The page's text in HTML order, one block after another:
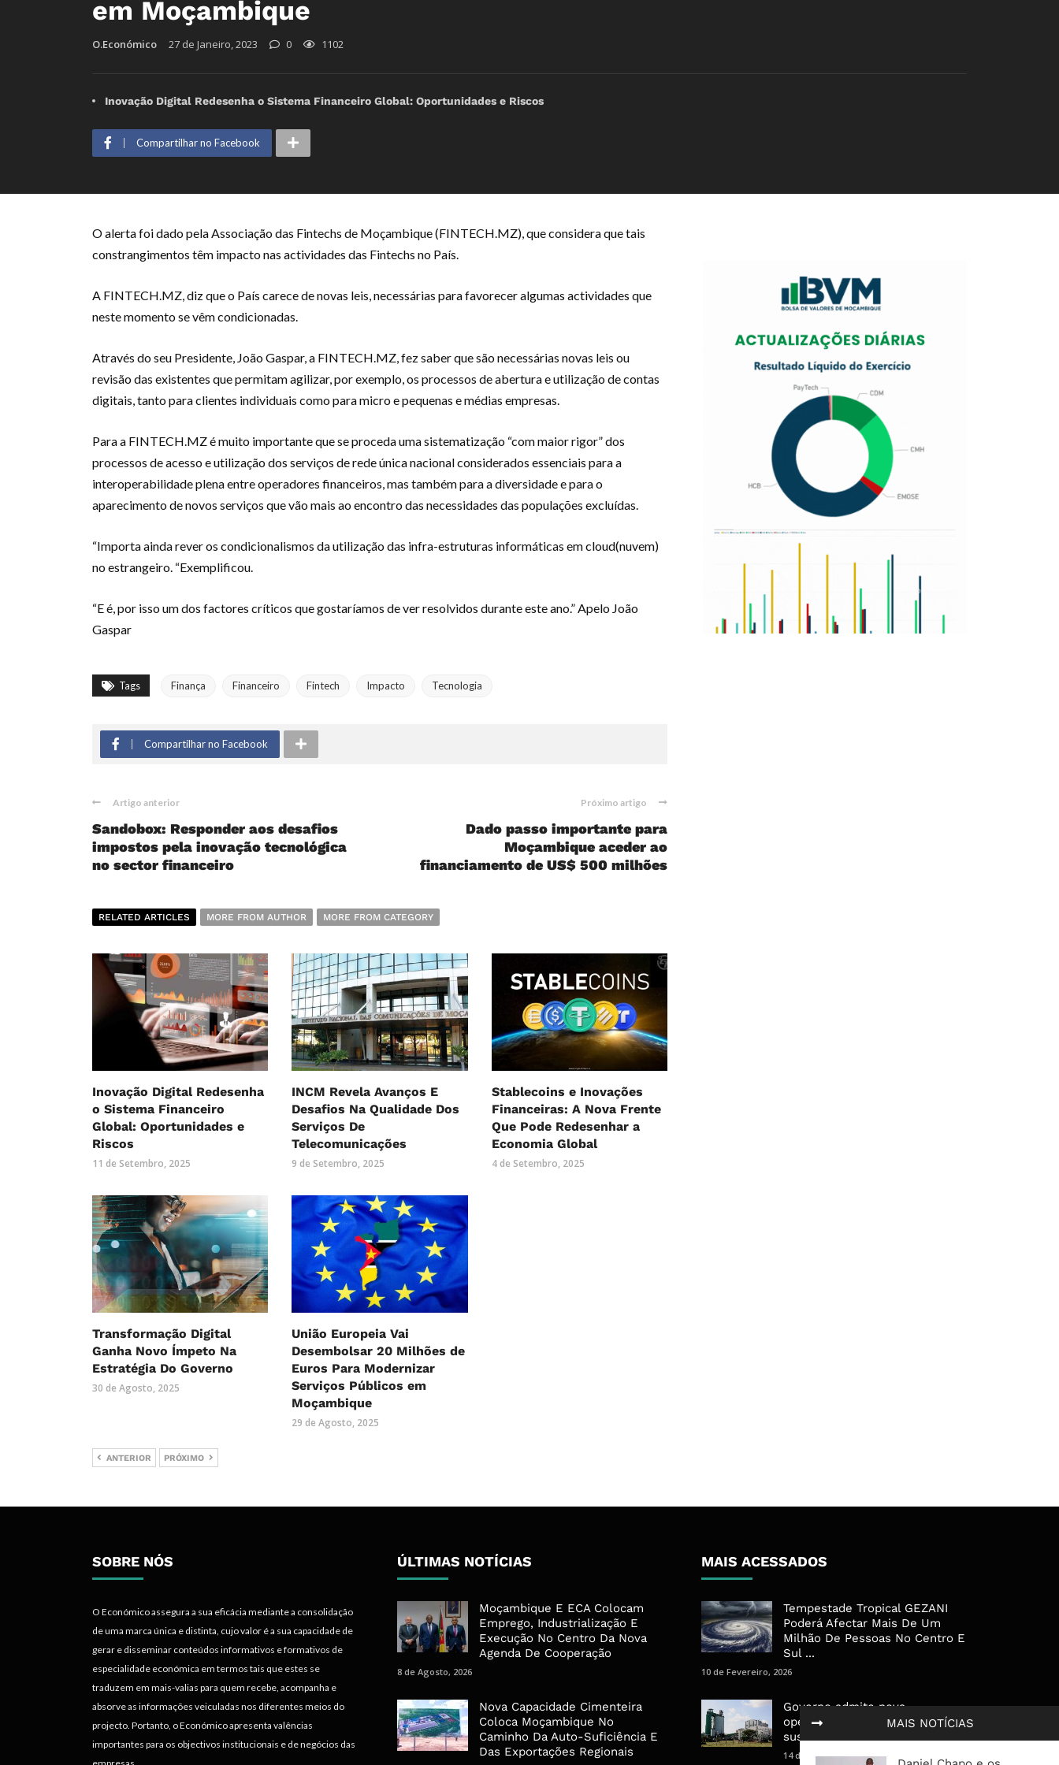
em Moçambique
O.Económico 27 de Janeiro, 2023 0 1102
Inovação Digital Redesenha o Sistema Financeiro Global: Oportunidades e Riscos
Compartilhar no Facebook
O alerta foi dado pela Associação das Fintechs de Moçambique (FINTECH.MZ), que considera que tais
constrangimentos têm impacto nas actividades das Fintechs no País.
A FINTECH.MZ, diz que o País carece de novas leis, necessárias para favorecer algumas actividades que
neste momento se vêm condicionadas.
Através do seu Presidente, João Gaspar, a FINTECH.MZ, fez saber que são necessárias novas leis ou
revisão das existentes que permitam agilizar, por exemplo, os processos de abertura e utilização de contas
digitais, tanto para clientes individuais como para micro e pequenas e médias empresas.
Para a FINTECH.MZ é muito importante que se proceda uma sistematização “com maior rigor” dos
processos de acesso e utilização dos serviços de rede única nacional considerados essenciais para a
interoperabilidade plena entre operadores financeiros, mas também para a diversidade e para o
aparecimento de novos serviços que vão mais ao encontro das necessidades das populações excluídas.
“Importa ainda rever os condicionalismos da utilização das infra-estruturas informáticas em cloud(nuvem)
no estrangeiro. “Exemplificou.
“E é, por isso um dos factores críticos que gostaríamos de ver resolvidos durante este ano.” Apelo João
Gaspar
Tags Finança Financeiro Fintech Impacto Tecnologia
Compartilhar no Facebook
Artigo anterior
Sandobox: Responder aos desafios
impostos pela inovação tecnológica
no sector financeiro
Próximo artigo
Dado passo importante para
Moçambique aceder ao
financiamento de US$ 500 milhões
RELATED ARTICLES MORE FROM AUTHOR MORE FROM CATEGORY
Inovação Digital Redesenha
o Sistema Financeiro
Global: Oportunidades e
Riscos
11 de Setembro, 2025
INCM Revela Avanços E
Desafios Na Qualidade Dos
Serviços De
Telecomunicações
9 de Setembro, 2025
Stablecoins e Inovações
Financeiras: A Nova Frente
Que Pode Redesenhar a
Economia Global
4 de Setembro, 2025
Transformação Digital
Ganha Novo Ímpeto Na
Estratégia Do Governo
30 de Agosto, 2025
União Europeia Vai
Desembolsar 20 Milhões de
Euros Para Modernizar
Serviços Públicos em
Moçambique
29 de Agosto, 2025
ANTERIOR PRÓXIMO
MAIS NOTÍCIAS
SOBRE NÓS
O Económico assegura a sua eficácia mediante a consolidação
de uma marca única e distinta, cujo valor é a sua capacidade de
gerar e disseminar conteúdos informativos e formativos de
especialidade económica em termos tais que estes se
traduzem em mais-valias para quem recebe, acompanha e
absorve as informações veiculadas nos diferentes meios do
projecto. Portanto, o Económico apresenta valências
importantes para os objectivos institucionais e de negócios das
ÚLTIMAS NOTÍCIAS
Moçambique E ECA Colocam
Emprego, Industrialização E
Execução No Centro Da Nova
Agenda De Cooperação
8 de Agosto, 2026
Nova Capacidade Cimenteira
Coloca Moçambique No
Caminho Da Auto-Suficiência E
Das Exportações Regionais
MAIS ACESSADOS
Tempestade Tropical GEZANI
Poderá Afectar Mais De Um
Milhão De Pessoas No Centro E
Sul ...
10 de Fevereiro, 2026
Governo admite nova
operadora para a Mozal após
suspensão das operações
14 de Março, 2026